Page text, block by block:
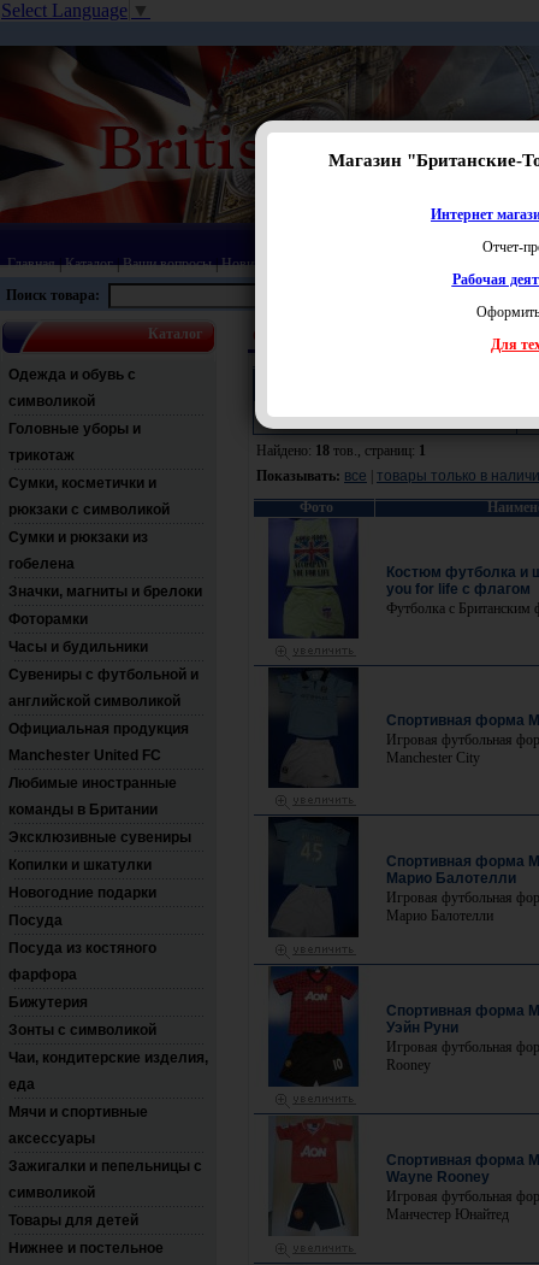
Select Language ▼
Главная|Каталог|Ваши вопросы|Новинки
Поиск товара:
Каталог
Одежда и обувь с
символикой
Головные уборы и
трикотаж
Сумки, косметички и
рюкзаки с символикой
Сумки и рюкзаки из
гобелена
Значки, магниты и брелоки
Фоторамки
Часы и будильники
Сувениры с футбольной и
английской символикой
Официальная продукция
Manchester United FC
Любимые иностранные
команды в Британии
Эксклюзивные сувениры
Копилки и шкатулки
Новогодние подарки
Посуда
Посуда из костяного
фарфора
Бижутерия
Зонты с символикой
Чаи, кондитерские изделия,
еда
Мячи и спортивные
аксессуары
Зажигалки и пепельницы с
символикой
Товары для детей
Нижнее и постельное
Одежда и обувь с символикой Детская и
Раздел:
Найдено: 18 тов., страниц: 1
Показывать: все
товары только в
Фото
Костюм футболка и
you for life с флагом
Футболка с
Спортивная форма
Игровая футбольная
Manchester City
Спортивная форма
Марио Балотелли
Игровая футбольная
Марио Балотелли
Спортивная форма
Уэйн Руни
Игровая футбольная
Rooney
Спортивная форма
Wayne Rooney
Игровая футбольная
Манчестер Юнайтед
Магазин "Британские-
Интернет
Отчет-
Рабочая
Для